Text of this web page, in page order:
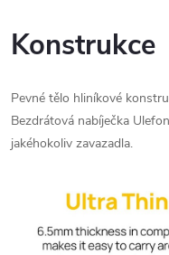
Konstrukce
Pevné tělo hliníkové
Bezdrátová nabíječka
jakéhokoliv zavazadla.